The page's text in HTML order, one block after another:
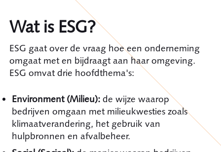
Wat is ESG?
ESG gaat over de vraag hoe een onderneming
omgaat met en bijdraagt aan haar omgeving.
ESG omvat drie hoofdthema's:
Environment (Milieu): de wijze waarop
bedrijven omgaan met milieukwesties zoals
klimaatverandering, het gebruik van
hulpbronnen en afvalbeheer.